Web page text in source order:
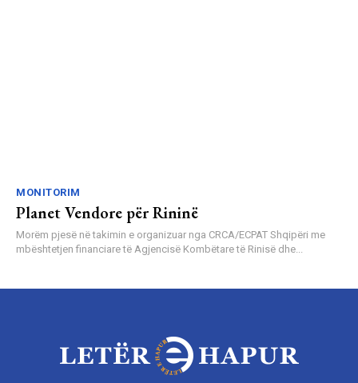
MONITORIM
Planet Vendore për Rininë
Morëm pjesë në takimin e organizuar nga CRCA/ECPAT Shqipëri me
mbështetjen financiare të Agjencisë Kombëtare të Rinisë dhe...